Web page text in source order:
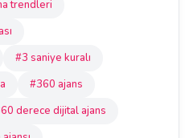
trendleri
#3 saniye kuralı
#360 ajans
derece dijital ajans